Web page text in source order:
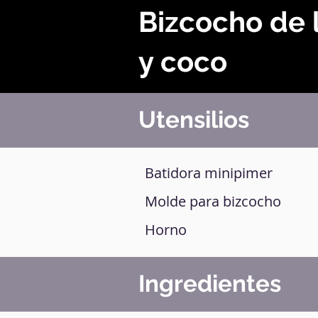
Bizcocho de
y coco
Utensilios
Batidora minipimer
Molde para bizcocho
Horno
Ingredientes